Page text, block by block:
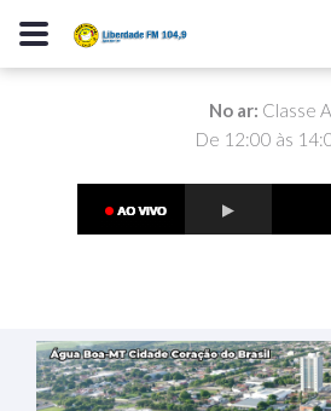
No ar: Classe A
De 12:00 às